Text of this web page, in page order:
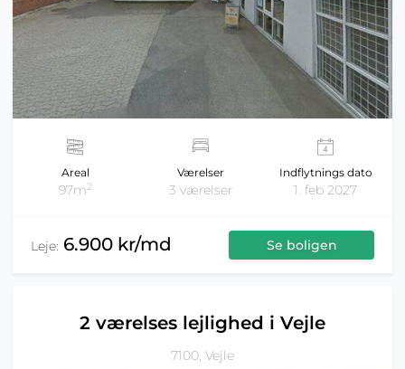
Areal
97m2
Værelser
3 værelser
Indflytnings dato
1. feb 2027
Leje: 6.900 kr/md Se boligen
2 værelses lejlighed i Vejle
7100, Vejle